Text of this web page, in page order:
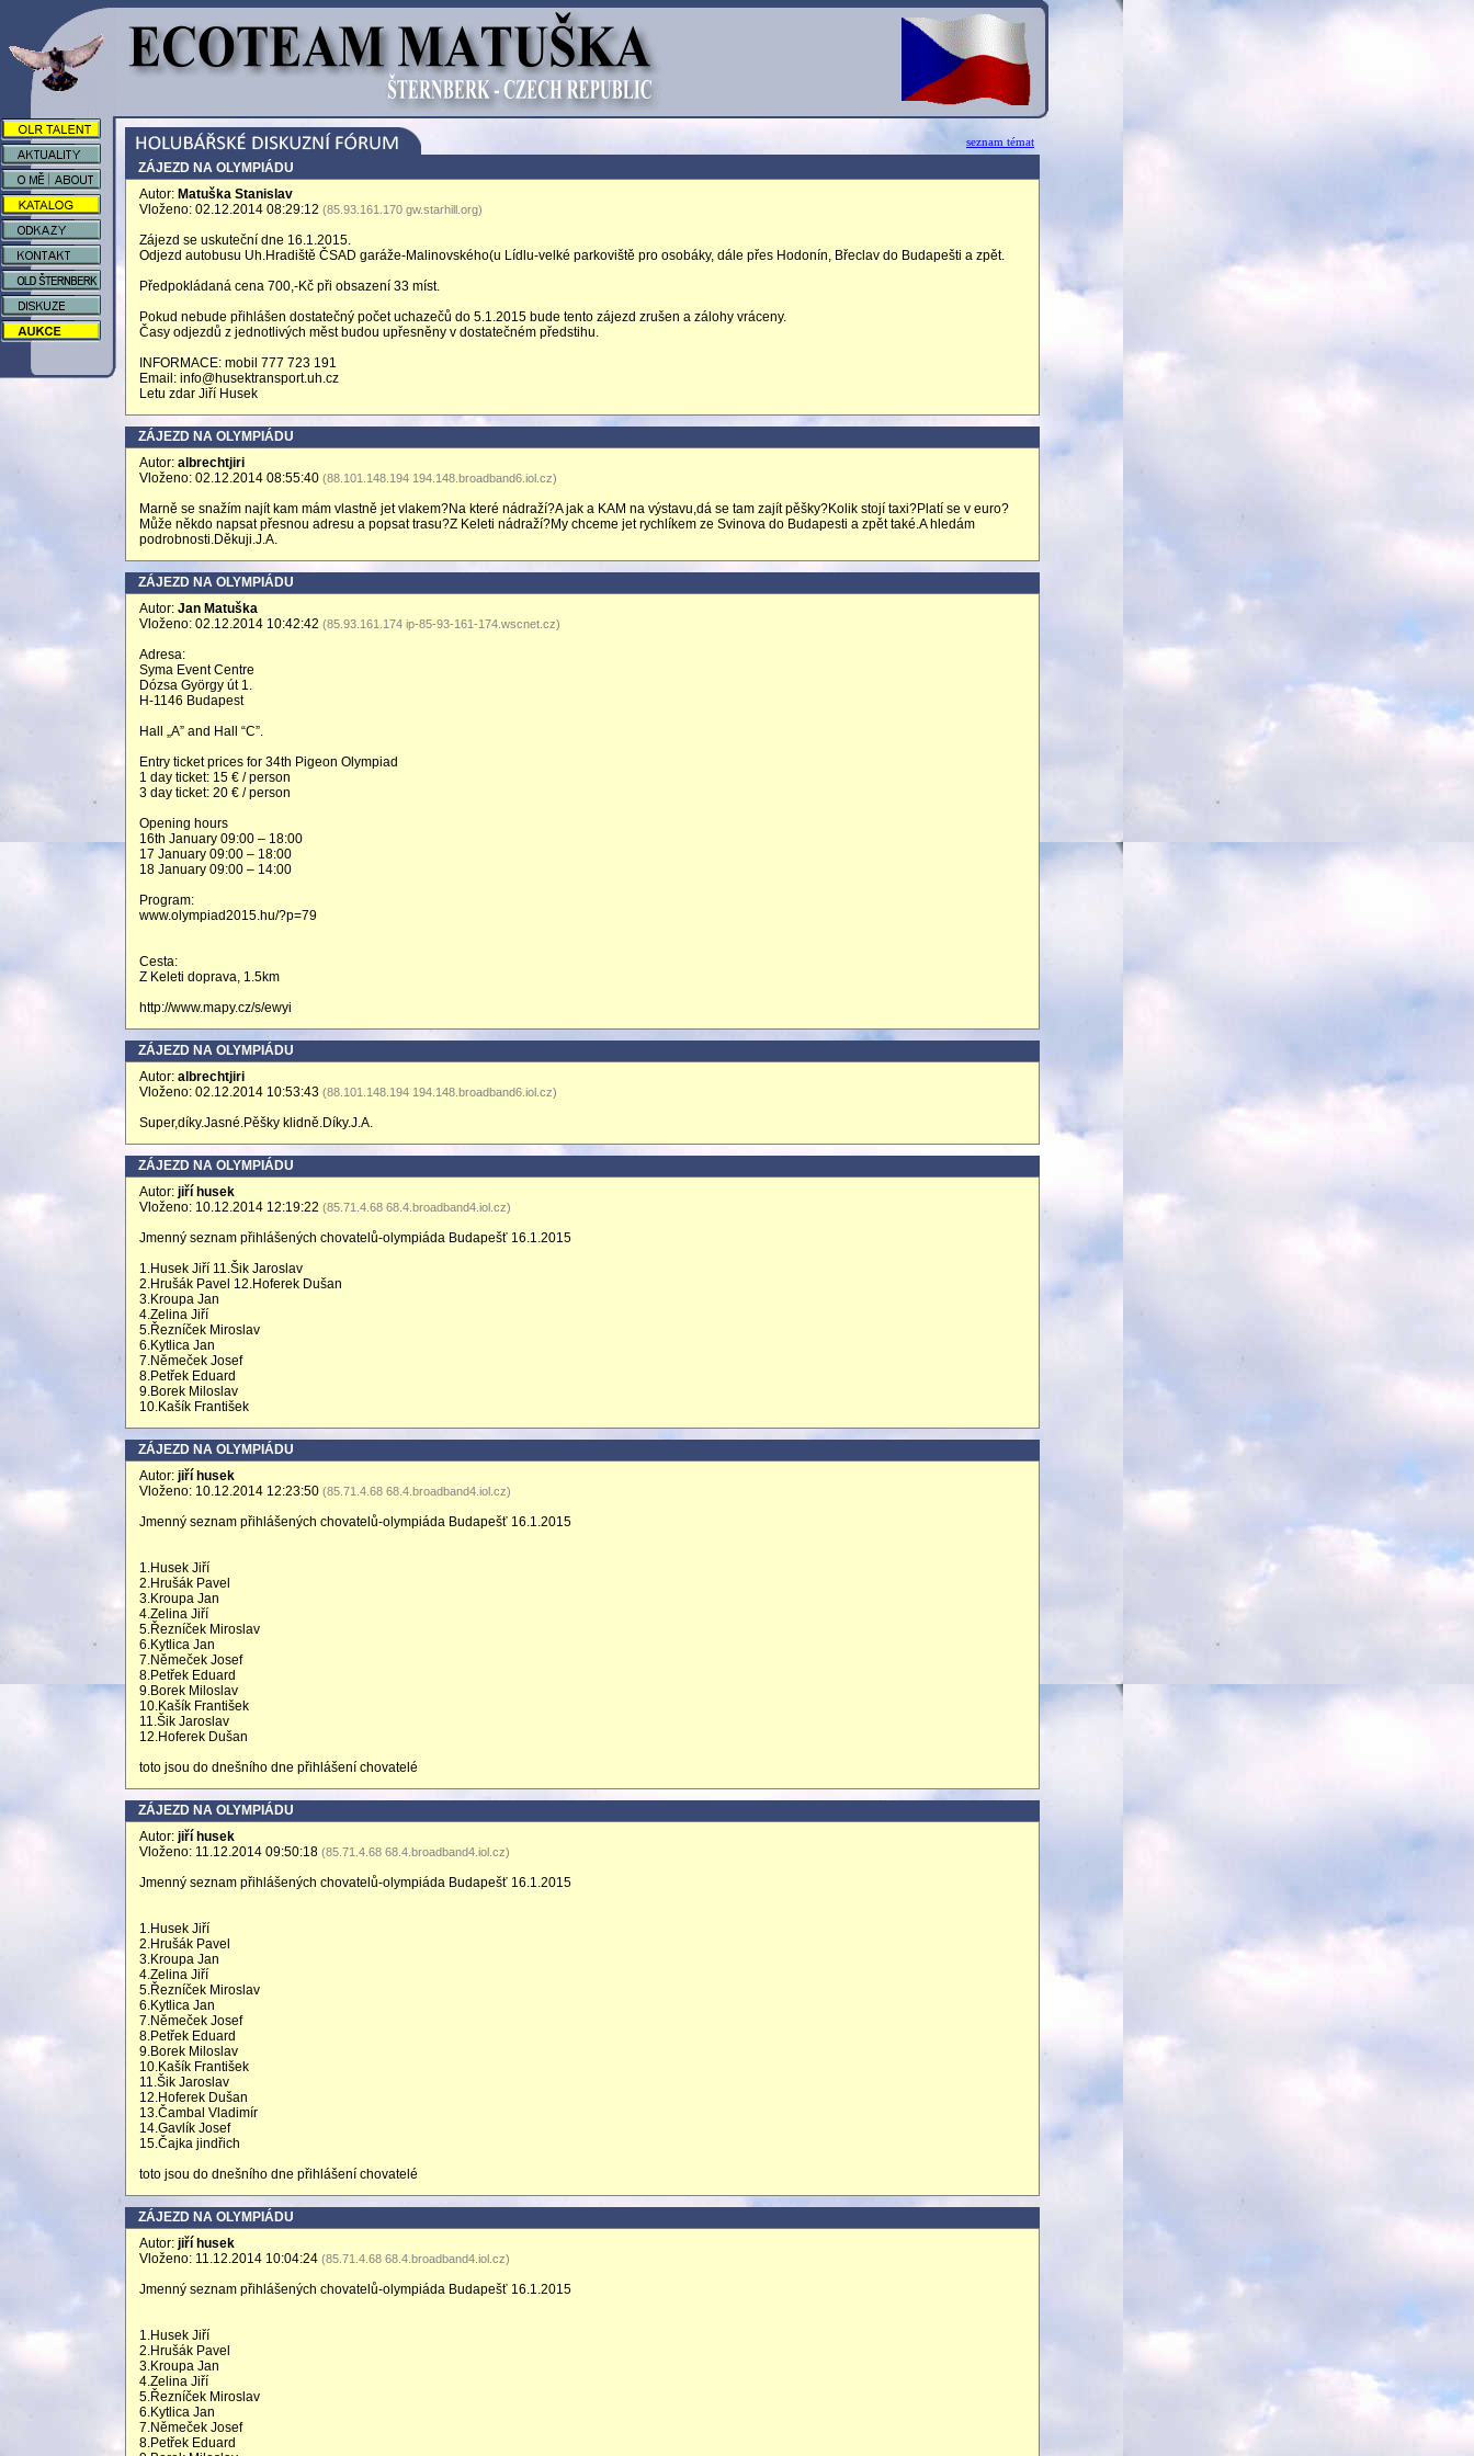
seznam témat
ZÁJEZD NA OLYMPIÁDU
Autor: Matuška Stanislav
Vloženo: 02.12.2014 08:29:12 (85.93.161.170 gw.starhill.org)
Zájezd se uskuteční dne 16.1.2015.
Odjezd autobusu Uh.Hradiště ČSAD garáže-Malinovského(u Lídlu-velké parkoviště pro osobáky, dále přes Hodonín, Břeclav do Budapešti a zpět.
Předpokládaná cena 700,-Kč při obsazení 33 míst.
Pokud nebude přihlášen dostatečný počet uchazečů do 5.1.2015 bude tento zájezd zrušen a zálohy vráceny.
Časy odjezdů z jednotlivých měst budou upřesněny v dostatečném předstihu.
INFORMACE: mobil 777 723 191
Email: info@husektransport.uh.cz
Letu zdar Jiří Husek
ZÁJEZD NA OLYMPIÁDU
Autor: albrechtjiri
Vloženo: 02.12.2014 08:55:40 (88.101.148.194 194.148.broadband6.iol.cz)
Marně se snažím najít kam mám vlastně jet vlakem?Na které nádraží?A jak a KAM na výstavu,dá se tam zajít pěšky?Kolik stojí taxi?Platí se v euro?
Může někdo napsat přesnou adresu a popsat trasu?Z Keleti nádraží?My chceme jet rychlíkem ze Svinova do Budapesti a zpět také.A hledám
podrobnosti.Děkuji.J.A.
ZÁJEZD NA OLYMPIÁDU
Autor: Jan Matuška
Vloženo: 02.12.2014 10:42:42 (85.93.161.174 ip-85-93-161-174.wscnet.cz)
Adresa:
Syma Event Centre
Dózsa György út 1.
H-1146 Budapest
Hall „A” and Hall “C”.
Entry ticket prices for 34th Pigeon Olympiad
1 day ticket: 15 € / person
3 day ticket: 20 € / person
Opening hours
16th January 09:00 – 18:00
17 January 09:00 – 18:00
18 January 09:00 – 14:00
Program:
www.olympiad2015.hu/?p=79
Cesta:
Z Keleti doprava, 1.5km
http://www.mapy.cz/s/ewyi
ZÁJEZD NA OLYMPIÁDU
Autor: albrechtjiri
Vloženo: 02.12.2014 10:53:43 (88.101.148.194 194.148.broadband6.iol.cz)
Super,díky.Jasné.Pěšky klidně.Díky.J.A.
ZÁJEZD NA OLYMPIÁDU
Autor: jiří husek
Vloženo: 10.12.2014 12:19:22 (85.71.4.68 68.4.broadband4.iol.cz)
Jmenný seznam přihlášených chovatelů-olympiáda Budapešť 16.1.2015
1.Husek Jiří 11.Šik Jaroslav
2.Hrušák Pavel 12.Hoferek Dušan
3.Kroupa Jan
4.Zelina Jiří
5.Řezníček Miroslav
6.Kytlica Jan
7.Němeček Josef
8.Petřek Eduard
9.Borek Miloslav
10.Kašík František
ZÁJEZD NA OLYMPIÁDU
Autor: jiří husek
Vloženo: 10.12.2014 12:23:50 (85.71.4.68 68.4.broadband4.iol.cz)
Jmenný seznam přihlášených chovatelů-olympiáda Budapešť 16.1.2015
1.Husek Jiří
2.Hrušák Pavel
3.Kroupa Jan
4.Zelina Jiří
5.Řezníček Miroslav
6.Kytlica Jan
7.Němeček Josef
8.Petřek Eduard
9.Borek Miloslav
10.Kašík František
11.Šik Jaroslav
12.Hoferek Dušan
toto jsou do dnešního dne přihlášení chovatelé
ZÁJEZD NA OLYMPIÁDU
Autor: jiří husek
Vloženo: 11.12.2014 09:50:18 (85.71.4.68 68.4.broadband4.iol.cz)
Jmenný seznam přihlášených chovatelů-olympiáda Budapešť 16.1.2015
1.Husek Jiří
2.Hrušák Pavel
3.Kroupa Jan
4.Zelina Jiří
5.Řezníček Miroslav
6.Kytlica Jan
7.Němeček Josef
8.Petřek Eduard
9.Borek Miloslav
10.Kašík František
11.Šik Jaroslav
12.Hoferek Dušan
13.Čambal Vladimír
14.Gavlík Josef
15.Čajka jindřich
toto jsou do dnešního dne přihlášení chovatelé
ZÁJEZD NA OLYMPIÁDU
Autor: jiří husek
Vloženo: 11.12.2014 10:04:24 (85.71.4.68 68.4.broadband4.iol.cz)
Jmenný seznam přihlášených chovatelů-olympiáda Budapešť 16.1.2015
1.Husek Jiří
2.Hrušák Pavel
3.Kroupa Jan
4.Zelina Jiří
5.Řezníček Miroslav
6.Kytlica Jan
7.Němeček Josef
8.Petřek Eduard